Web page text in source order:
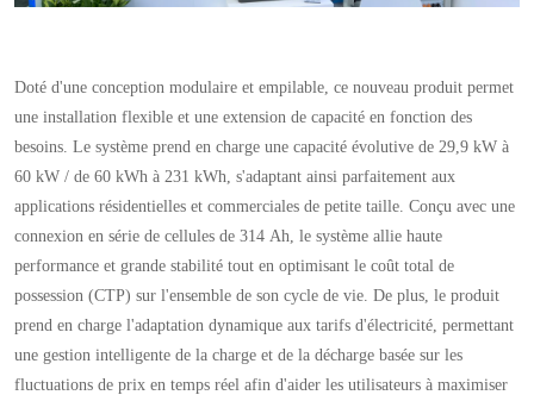
Doté d'une conception modulaire et empilable, ce nouveau produit permet
une installation flexible et une extension de capacité en fonction des
besoins. Le système prend en charge une capacité évolutive de 29,9 kW à
60 kW / de 60 kWh à 231 kWh, s'adaptant ainsi parfaitement aux
applications résidentielles et commerciales de petite taille. Conçu avec une
connexion en série de cellules de 314 Ah, le système allie haute
performance et grande stabilité tout en optimisant le coût total de
possession (CTP) sur l'ensemble de son cycle de vie. De plus, le produit
prend en charge l'adaptation dynamique aux tarifs d'électricité, permettant
une gestion intelligente de la charge et de la décharge basée sur les
fluctuations de prix en temps réel afin d'aider les utilisateurs à maximiser